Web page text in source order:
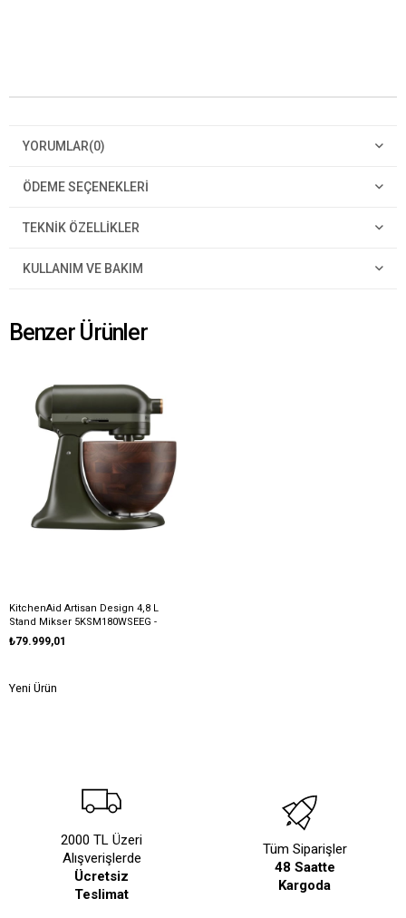
YORUMLAR(0)
ÖDEME SEÇENEKLERI
TEKNIK ÖZELLIKLER
KULLANIM VE BAKIM
Benzer Ürünler
KitchenAid Artisan Design 4,8 L
Stand Mikser 5KSM180WSEEG -
Evergreen
₺79.999,01
Yeni Ürün
2000 TL Üzeri
Alışverişlerde
Ücretsiz
Teslimat
Tüm Siparişler
48 Saatte
Kargoda